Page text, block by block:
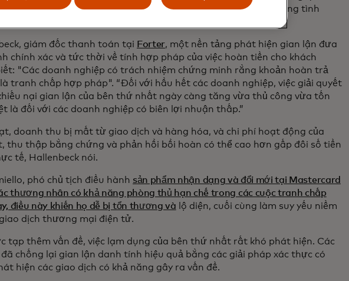
nhân tránh được khoản bồi hoàn khi kết thúc tranh chấp, những tình
tốn kém và tốn thời gian để họ chiến đấu.
giám đốc thanh toán tại Forter, một nền tảng phát hiện gian lận đưa
chính xác và tức thời về tính hợp pháp của việc hoàn tiền cho khách
"Các doanh nghiệp có trách nhiệm chứng minh rằng khoản hoàn trả
tranh chấp hợp pháp". “Đối với hầu hết các doanh nghiệp, việc giải quyết
nại gian lận của bên thứ nhất ngày càng tăng vừa thủ công vừa tốn
là đối với các doanh nghiệp có biên lợi nhuận thấp.”
doanh thu bị mất từ giao dịch và hàng hóa, và chi phí hoạt động của
thu thập bằng chứng và phản hồi bồi hoàn có thể cao hơn gấp đôi số tiền
tế, Hallenbeck nói.
phó chủ tịch điều hành sản phẩm nhận dạng và đổi mới tại Mastercard
thương nhân có khả năng phòng thủ hạn chế trong các cuộc tranh chấp
điều này khiến họ dễ bị tổn thương và lộ diện, cuối cùng làm suy yếu niềm
dịch thương mại điện tử.
tạp thêm vấn đề, việc lạm dụng của bên thứ nhất rất khó phát hiện. Các
chống lại gian lận danh tính hiệu quả bằng các giải pháp xác thực có
hiện các giao dịch có khả năng gây ra vấn đề.